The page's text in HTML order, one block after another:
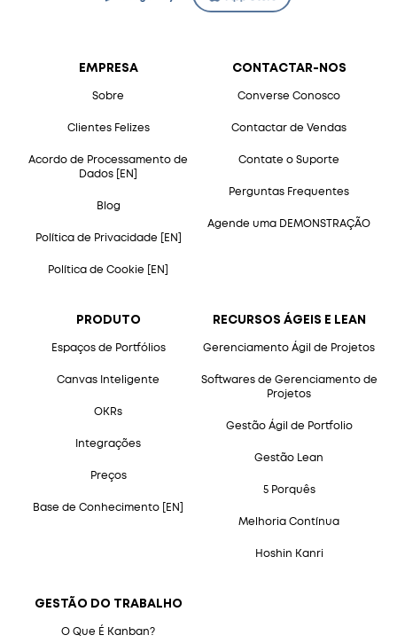
EMPRESA
Sobre
Clientes Felizes
Acordo de Processamento de
Dados [EN]
Blog
Política de Privacidade [EN]
Política de Cookie [EN]
PRODUTO
Espaços de Portfólios
Canvas Inteligente
OKRs
Integrações
Preços
Base de Conhecimento [EN]
GESTÃO DO TRABALHO
O Que É Kanban?
RECURSOS ÁGEIS E LEAN
Gerenciamento Ágil de Projetos
Softwares de Gerenciamento de
Projetos
Gestão Ágil de Portfolio
Gestão Lean
5 Porquês
Melhoria Contínua
Hoshin Kanri
CONTACTAR-NOS
Converse Conosco
Contactar de Vendas
Contate o Suporte
Perguntas Frequentes
Agende uma DEMONSTRAÇÃO